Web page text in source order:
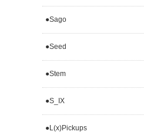
●Sago
●Seed
●Stem
●S_IX
●L(x)Pickups